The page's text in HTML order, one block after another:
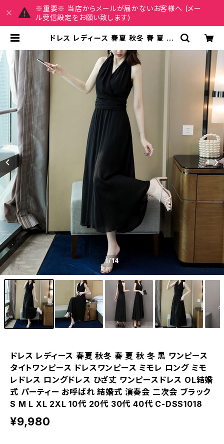
※重要※ 当店からメールが届かないお客様へ (メー
ル受信設定をお願い致します)
ドレス レディース 春夏 秋冬 春 夏 秋
レスワンピース ミモレ ロング ミモレ
ドレス ロングドレス ひざ丈 ワンピー
スドレス OL結婚式 パーティー お呼
ばれ 結婚式 演奏会 二次会 ブラック
S M L XL 2XL 10代 20代 30代 4
0代 C-DSS1018 | REIRSE レイル
セ 20代,30代,40代 レディースファ
ッション 通販
1/14
ドレス レディース 春夏 秋冬 春 夏 秋 冬 黒 ワンピース
タイトワンピース ドレスワンピース ミモレ ロング ミモ
レドレス ロングドレス ひざ丈 ワンピースドレス OL結婚
式 パーティー お呼ばれ 結婚式 演奏会 二次会 ブラック
S M L XL 2XL 10代 20代 30代 40代 C-DSS1018
¥9,980